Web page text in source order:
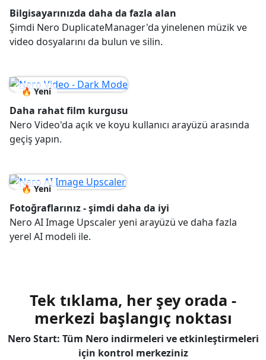
Bilgisayarınızda daha da fazla alan
Şimdi Nero DuplicateManager'da yinelenen müzik ve
video dosyalarını da bulun ve silin.
🔥 Yeni
Daha rahat film kurgusu
Nero Video'da açık ve koyu kullanıcı arayüzü arasında
geçiş yapın.
🔥 Yeni
Fotoğraflarınız - şimdi daha da iyi
Nero AI Image Upscaler yeni arayüzü ve daha fazla
yerel AI modeli ile.
Tek tıklama, her şey orada -
merkezi başlangıç noktası
Nero Start: Tüm Nero indirmeleri ve etkinleştirmeleri
için kontrol merkeziniz